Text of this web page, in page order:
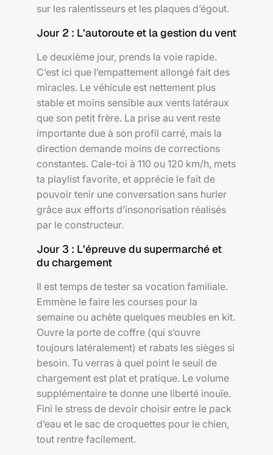
sur les ralentisseurs et les plaques d’égout.
Jour 2 : L’autoroute et la gestion du vent
Le deuxième jour, prends la voie rapide.
C’est ici que l’empattement allongé fait des
miracles. Le véhicule est nettement plus
stable et moins sensible aux vents latéraux
que son petit frère. La prise au vent reste
importante due à son profil carré, mais la
direction demande moins de corrections
constantes. Cale-toi à 110 ou 120 km/h, mets
ta playlist favorite, et apprécie le fait de
pouvoir tenir une conversation sans hurler
grâce aux efforts d’insonorisation réalisés
par le constructeur.
Jour 3 : L’épreuve du supermarché et
du chargement
Il est temps de tester sa vocation familiale.
Emmène le faire les courses pour la
semaine ou achète quelques meubles en kit.
Ouvre la porte de coffre (qui s’ouvre
toujours latéralement) et rabats les sièges si
besoin. Tu verras à quel point le seuil de
chargement est plat et pratique. Le volume
supplémentaire te donne une liberté inouïe.
Fini le stress de devoir choisir entre le pack
d’eau et le sac de croquettes pour le chien,
tout rentre facilement.